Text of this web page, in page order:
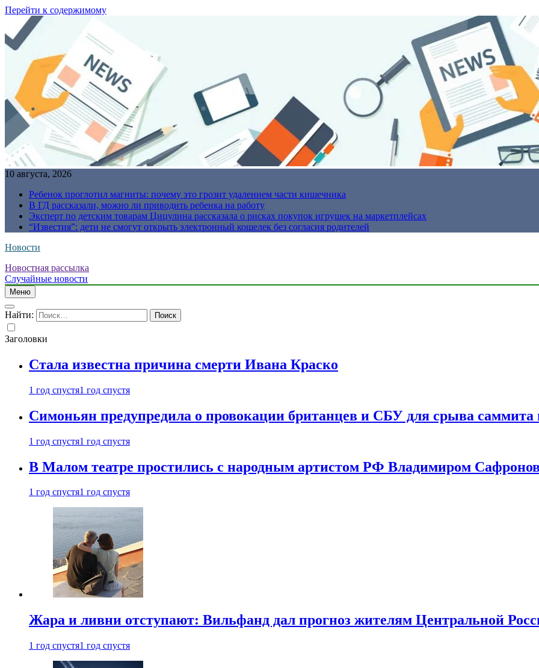
Перейти к содержимому
10 августа, 2026
Ребенок проглотил магниты: почему это грозит удалением части кишечника
В ГД рассказали, можно ли приводить ребенка на работу
Эксперт по детским товарам Цицулина рассказала о рисках покупок игрушек на маркетплейсах
“Известия”: дети не смогут открыть электронный кошелек без согласия родителей
Новости
Новостная рассылка
Случайные новости
Меню
Найти:
Заголовки
Стала известна причина смерти Ивана Краско
1 год спустя1 год спустя
Симоньян предупредила о провокации британцев и СБУ для срыва саммита
1 год спустя1 год спустя
В Малом театре простились с народным артистом РФ Владимиром
1 год спустя1 год спустя
Жара и ливни отступают: Вильфанд дал прогноз жителям Центральной
1 год спустя1 год спустя